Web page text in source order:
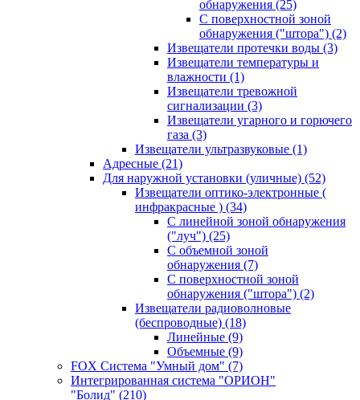
обнаружения (25)
С поверхностной зоной
обнаружения ("штора") (2)
Извещатели протечки воды (3)
Извещатели температуры и
влажности (1)
Извещатели тревожной
сигнализации (3)
Извещатели угарного и горючего
газа (3)
Извещатели ультразвуковые (1)
Адресные (21)
Для наружной установки (уличные) (52)
Извещатели оптико-электронные (
инфракрасные ) (34)
С линейной зоной обнаружения
("луч") (25)
С объемной зоной
обнаружения (7)
С поверхностной зоной
обнаружения ("штора") (2)
Извещатели радиоволновые
(беспроводные) (18)
Линейные (9)
Объемные (9)
FOX Система "Умный дом" (7)
Интегрированная система "ОРИОН"
"Болид" (210)